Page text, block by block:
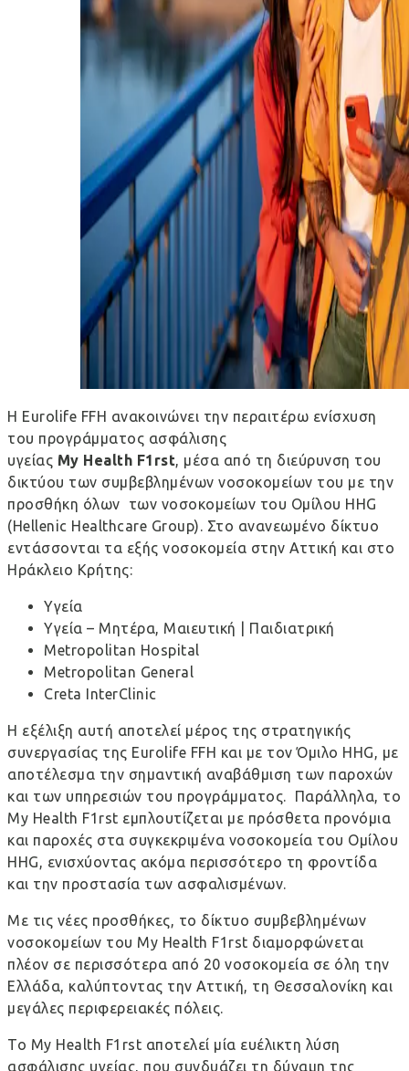
Η Eurolife FFH ανακοινώνει την περαιτέρω ενίσχυση
του προγράμματος ασφάλισης
υγείας My Health F1 rst, μέσα από τη διεύρυνση του
δικτύου των συμβεβλημένων νοσοκομείων του με την
προσθήκη όλων των νοσοκομείων του Ομίλου HHG
(Hellenic Healthcare Group). Στο ανανεωμένο δίκτυο
εντάσσονται τα εξής νοσοκομεία στην Αττική και στο
Ηράκλειο Κρήτης:
Υγεία
Υγεία – Μητέρα, Μαιευτική | Παιδιατρική
Metropolitan Hospital
Metropolitan General
Creta InterClinic
Η εξέλιξη αυτή αποτελεί μέρος της στρατηγικής
συνεργασίας της Eurolife FFH και με τον Όμιλο HHG, με
αποτέλεσμα την σημαντική αναβάθμιση των παροχών
και των υπηρεσιών του προγράμματος. Παράλληλα, το
My Health F1rst εμπλουτίζεται με πρόσθετα προνόμια
και παροχές στα συγκεκριμένα νοσοκομεία του Ομίλου
HHG, ενισχύοντας ακόμα περισσότερο τη φροντίδα
και την προστασία των ασφαλισμένων.
Με τις νέες προσθήκες, το δίκτυο συμβεβλημένων
νοσοκομείων του My Health F1rst διαμορφώνεται
πλέον σε περισσότερα από 20 νοσοκομεία σε όλη την
Ελλάδα, καλύπτοντας την Αττική, τη Θεσσαλονίκη και
μεγάλες περιφερειακές πόλεις.
Το My Health F1rst αποτελεί μία ευέλικτη λύση
ασφάλισης υγείας, που συνδυάζει τη δύναμη της